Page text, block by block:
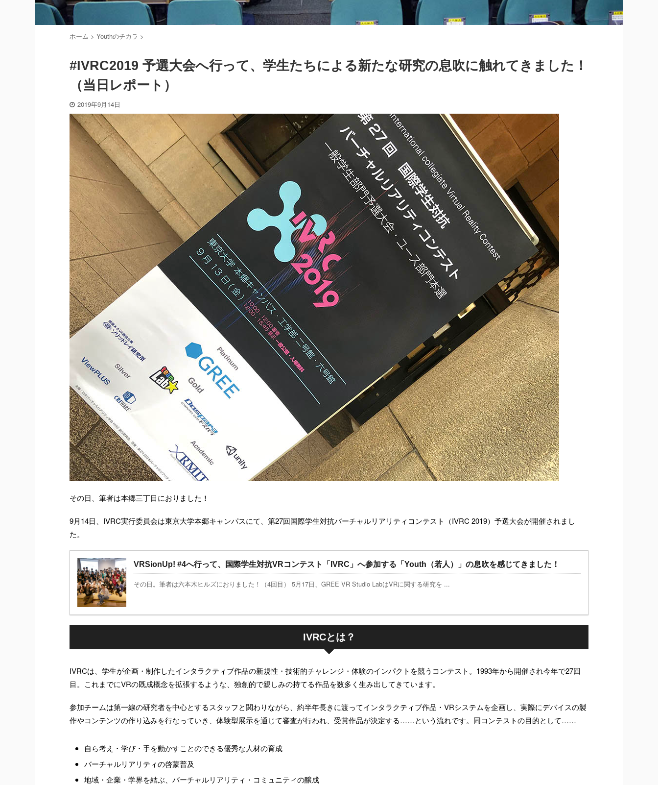
ホーム > Youthのチカラ >
#IVRC2019 予選大会へ行って、学生たちによる新たな研究の息吹に触れてきました！
（当日レポート）
2019年9月14日
その日、筆者は本郷三丁目におりました！
9月14日、IVRC実行委員会は東京大学本郷キャンパスにて、第27回国際学生対抗バーチャルリアリティコンテスト（IVRC 2019）予選大会が開催されまし
た。
VRSionUp! #4へ行って、国際学生対抗VRコンテスト「IVRC」へ参加する「Youth（若人）」の息吹を感じてきました！
その日。筆者は六本木ヒルズにおりました！（4回目） 5月17日、GREE VR Studio LabはVRに関する研究を ...
IVRCとは？
IVRCは、学生が企画・制作したインタラクティブ作品の新規性・技術的チャレンジ・体験のインパクトを競うコンテスト。1993年から開催され今年で27回
目。これまでにVRの既成概念を拡張するような、独創的で親しみの持てる作品を数多く生み出してきています。
参加チームは第一線の研究者を中心とするスタッフと関わりながら、約半年長きに渡ってインタラクティブ作品・VRシステムを企画し、実際にデバイスの製
作やコンテンツの作り込みを行なっていき、体験型展示を通じて審査が行われ、受賞作品が決定する……という流れです。同コンテストの目的として……
自ら考え・学び・手を動かすことのできる優秀な人材の育成
バーチャルリアリティの啓蒙普及
地域・企業・学界を結ぶ、バーチャルリアリティ・コミュニティの醸成